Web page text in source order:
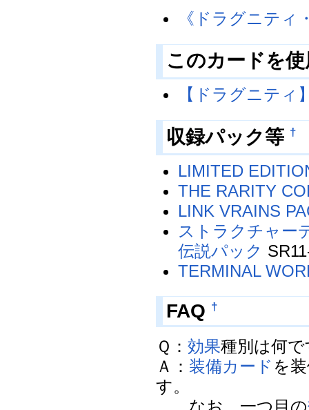
《ドラグニティ
このカードを
【ドラグニティ
収録パック等 †
LIMITED
THE RARITY
LINK VRAINS
ストラクチャー
伝説パック
TERMINAL
FAQ †
Ｑ：効果種別は何
Ａ： 装備カード を
す。